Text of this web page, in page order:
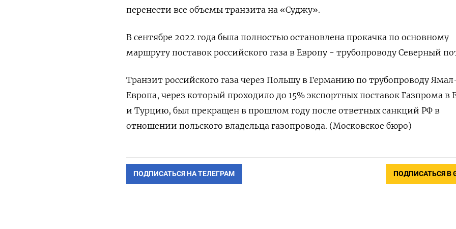
перенести все объемы транзита на «Суджу».
В сентябре 2022 года была полностью остановлена прокачка по основному
маршруту поставок российского газа в Европу - трубопроводу Северный
Транзит российского газа через Польшу в Германию по трубопроводу
Европа, через который проходило до 15% экспортных поставок Газпрома в
и Турцию, был прекращен в прошлом году после ответных санкций РФ в
отношении польского владельца газопровода. (Московское бюро)
ПОДПИСАТЬСЯ НА ТЕЛЕГРАМ ПОДПИСАТЬСЯ В